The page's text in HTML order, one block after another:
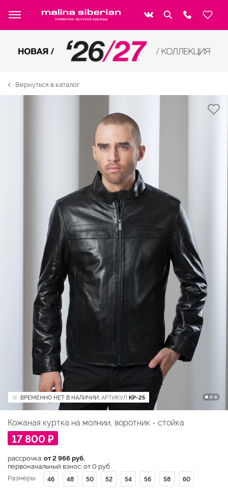
Вернуться в каталог
ВРЕМЕННО НЕТ В НАЛИЧИИ, АРТИКУЛ KP-25
Кожаная куртка на молнии, воротник - стойка
17 800 ₽
рассрочка:от 2 966 руб.
первоначальный взнос: от 0 руб.
Размеры
46 48 50 52 54 56 58 60